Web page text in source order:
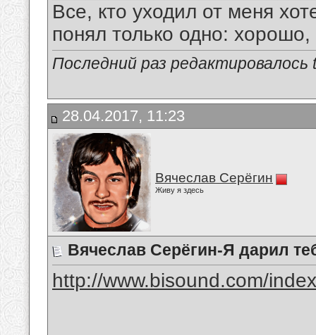
Все, кто уходил от меня
понял только одно:
Последний раз
28.04.2017, 11:23
Вячеслав Серёгин
Живу я здесь
Вячеслав Серёгин-Я дарил
http://www.bisound.com/